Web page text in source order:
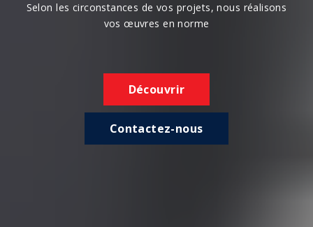
Selon les circonstances de vos projets, nous réalisons
vos œuvres en norme
Découvrir
Contactez-nous